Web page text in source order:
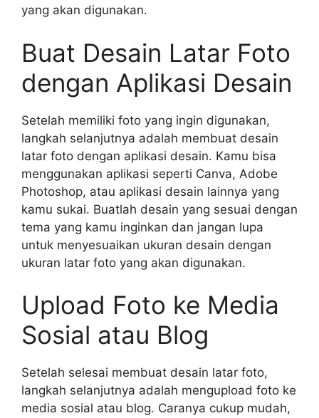
yang akan digunakan.
Buat Desain Latar Foto
dengan Aplikasi Desain
Setelah memiliki foto yang ingin digunakan,
langkah selanjutnya adalah membuat desain
latar foto dengan aplikasi desain. Kamu bisa
menggunakan aplikasi seperti Canva, Adobe
Photoshop, atau aplikasi desain lainnya yang
kamu sukai. Buatlah desain yang sesuai dengan
tema yang kamu inginkan dan jangan lupa
untuk menyesuaikan ukuran desain dengan
ukuran latar foto yang akan digunakan.
Upload Foto ke Media
Sosial atau Blog
Setelah selesai membuat desain latar foto,
langkah selanjutnya adalah mengupload foto ke
media sosial atau blog. Caranya cukup mudah,